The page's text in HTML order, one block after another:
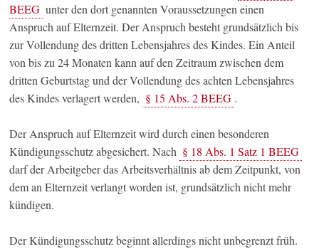
BEEG unter den dort genannten Voraussetzungen einen
Anspruch auf Elternzeit. Der Anspruch besteht grundsätzlich bis
zur Vollendung des dritten Lebensjahres des Kindes. Ein Anteil
von bis zu 24 Monaten kann auf den Zeitraum zwischen dem
dritten Geburtstag und der Vollendung des achten Lebensjahres
des Kindes verlagert werden, § 15 Abs. 2 BEEG .
Der Anspruch auf Elternzeit wird durch einen besonderen
Kündigungsschutz abgesichert. Nach § 18 Abs. 1 Satz 1 BEEG
darf der Arbeitgeber das Arbeitsverhältnis ab dem Zeitpunkt, von
dem an Elternzeit verlangt worden ist, grundsätzlich nicht mehr
kündigen.
Der Kündigungsschutz beginnt allerdings nicht unbegrenzt früh.